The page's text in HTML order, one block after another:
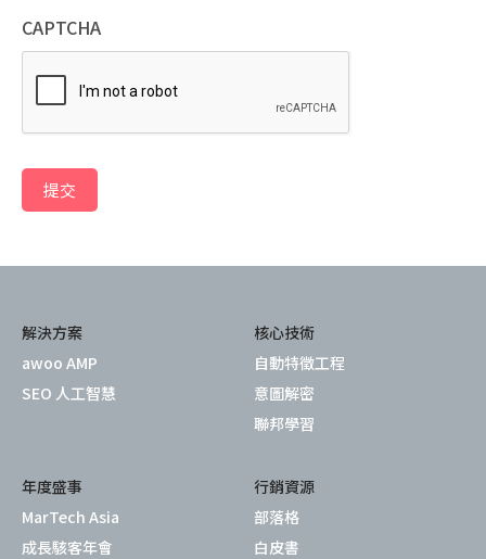
CAPTCHA
提交
解決方案
awoo AMP
SEO 人工智慧
核心技術
自動特徵工程
意圖解密
聯邦學習
年度盛事
MarTech Asia
成長駭客年會
行銷資源
部落格
白皮書